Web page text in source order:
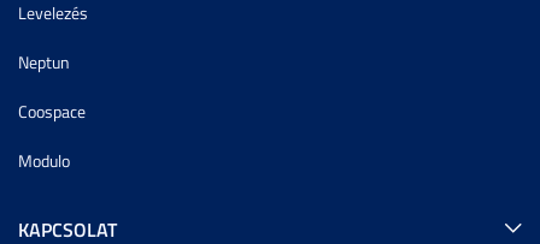
Levelezés
Neptun
Coospace
Modulo
KAPCSOLAT